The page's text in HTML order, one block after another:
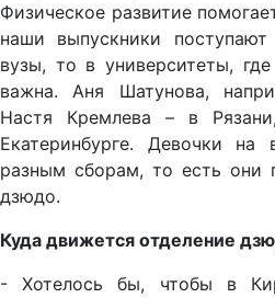
Физическое развитие
наши выпускники
вузы, то в университеты,
важна. Аня Шатунова,
Настя Кремлева – в
Екатеринбурге. Девочки
разным сборам, то есть они
дзюдо.
Куда движется отделение
- Хотелось бы, чтобы в